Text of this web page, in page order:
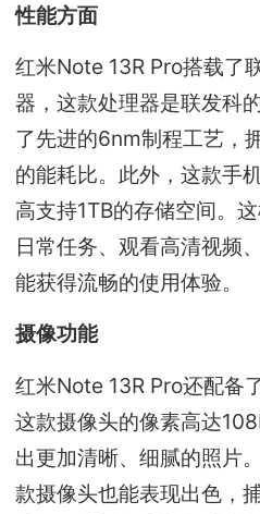
性能方面
红米Note 13R Pro搭载了
器，这款处理器是联发科
了先进的6nm制程工艺，
的能耗比。此外，这款手
高支持1TB的存储空间。
日常任务、观看高清视频
能获得流畅的使用体验。
摄像功能
红米Note 13R Pro还配备
这款摄像头的像素高达
出更加清晰、细腻的照片
款摄像头也能表现出色，